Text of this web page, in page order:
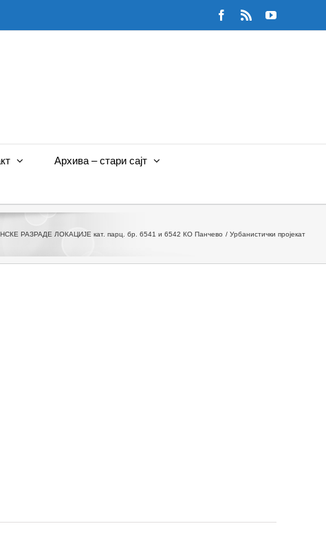
Facebook
Rss YouTube
Архива – стари сајт
РАЗРАДЕ ЛОКАЦИЈЕ кат. парц. бр. 6541 и 6542 КО Панчево Урбанистички пројекат